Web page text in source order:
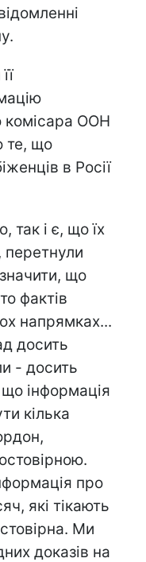
комісара ООН
те, що
в Росії
так і є, що їх
перетнули
що
фактів
напрямках...
досить
- досить
інформація
кілька
про
які тікають
Ми
доказів на